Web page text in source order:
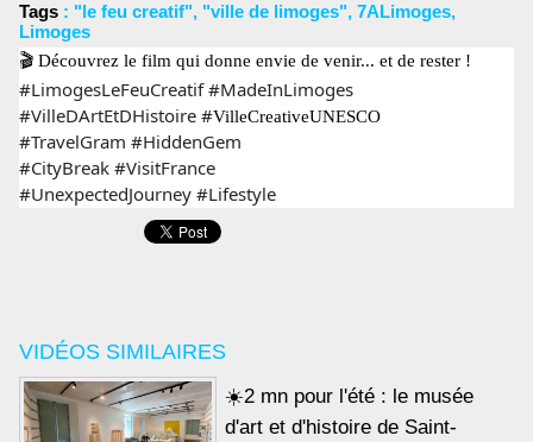
VIDÉOS SIMILAIRES
☀️2 mn pour l'été : le musée
d'art et d'histoire de Saint-
Tags : "le feu creatif", "ville de limoges", 7ALimoges,
Limoges
🎬 Découvrez le film qui donne envie de venir... et de rester !
#LimogesLeFeuCreatif #MadeInLimoges
#VilleDArtEtDHistoire #VilleCreativeUNESCO
#TravelGram #HiddenGem
#CityBreak #VisitFrance
#UnexpectedJourney #Lifestyle